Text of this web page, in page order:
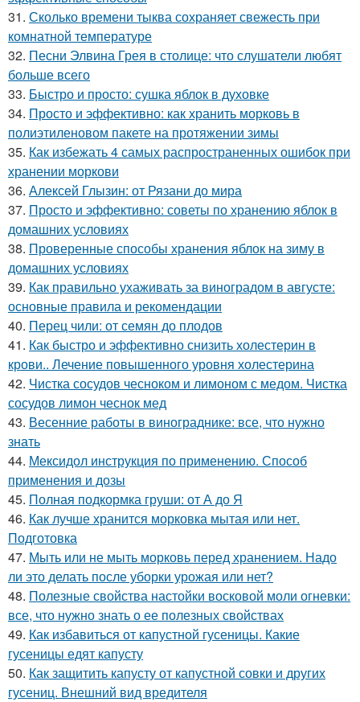
31. Сколько времени тыква сохраняет свежесть при
комнатной температуре
32. Песни Элвина Грея в столице: что слушатели любят
больше всего
33. Быстро и просто: сушка яблок в духовке
34. Просто и эффективно: как хранить морковь в
полиэтиленовом пакете на протяжении зимы
35. Как избежать 4 самых распространенных ошибок при
хранении моркови
36. Алексей Глызин: от Рязани до мира
37. Просто и эффективно: советы по хранению яблок в
домашних условиях
38. Проверенные способы хранения яблок на зиму в
домашних условиях
39. Как правильно ухаживать за виноградом в августе:
основные правила и рекомендации
40. Перец чили: от семян до плодов
41. Как быстро и эффективно снизить холестерин в
крови.. Лечение повышенного уровня холестерина
42. Чистка сосудов чесноком и лимоном с медом. Чистка
сосудов лимон чеснок мед
43. Весенние работы в винограднике: все, что нужно
знать
44. Мексидол инструкция по применению. Способ
применения и дозы
45. Полная подкормка груши: от А до Я
46. Как лучше хранится морковка мытая или нет.
Подготовка
47. Мыть или не мыть морковь перед хранением. Надо
ли это делать после уборки урожая или нет?
48. Полезные свойства настойки восковой моли огневки:
все, что нужно знать о ее полезных свойствах
49. Как избавиться от капустной гусеницы. Какие
гусеницы едят капусту
50. Как защитить капусту от капустной совки и других
гусениц. Внешний вид вредителя